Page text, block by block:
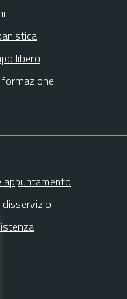
libero
formazione
appuntamento
disservizio